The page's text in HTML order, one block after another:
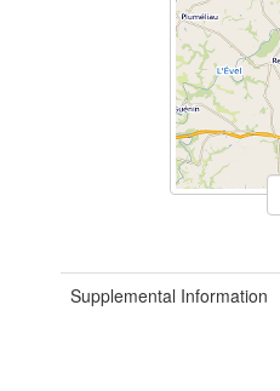
Supplemental Information